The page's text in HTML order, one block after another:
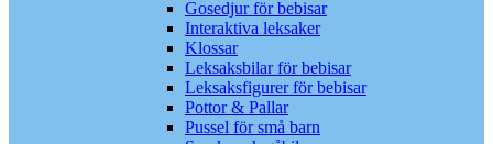
Gosedjur för bebisar
Interaktiva leksaker
Klossar
Leksaksbilar för bebisar
Leksaksfigurer för bebisar
Pottor & Pallar
Pussel för små barn